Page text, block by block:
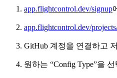
app.flightcontrol.dev/signup
app.flightcontrol.dev/
GitHub 계정을 연결하고
원하는 “Config Type”을